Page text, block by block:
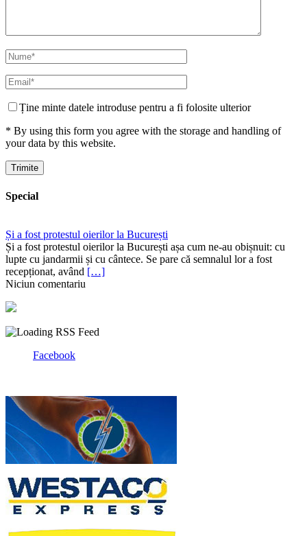
Ține minte datele introduse pentru a fi folosite ulterior
* By using this form you agree with the storage and handling of
your data by this website.
Special
Și a fost protestul oierilor la București
Și a fost protestul oierilor la București așa cum ne-au obișnuit: cu
lupte cu jandarmii și cu cântece. Se pare că semnalul lor a fost
recepționat, având […]
Niciun comentariu
Facebook